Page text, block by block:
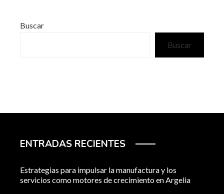
Buscar
Buscar
ENTRADAS RECIENTES
Estrategias para impulsar la manufactura y los
servicios como motores de crecimiento en Argelia